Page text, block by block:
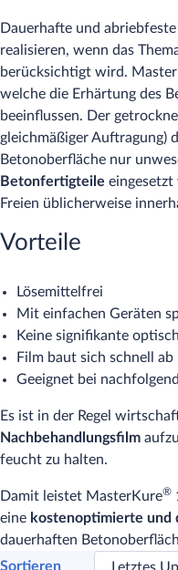
Dauerhafte und
realisieren, wenn das
berücksichtigt wird.
welche die Erhärtung des
beeinflussen. Der
gleichmäßiger Auftragung)
Betonoberfläche nur
Betonfertigteile eingesetzt
Freien üblicherweise
Vorteile
Lösemittelfrei
Mit einfachen Geräten
Keine signifikante
Film baut sich schnell ab
Geeignet bei
Es ist in der Regel
Nachbehandlungsfilm
feucht zu halten.
Damit leistet MasterKure®
eine kostenoptimierte und
dauerhaften
Sortieren